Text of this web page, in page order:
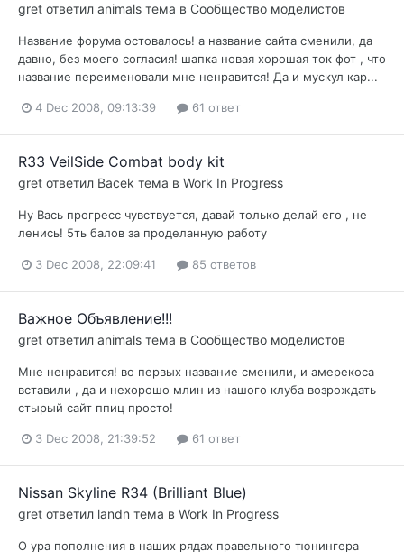
gret ответил animals тема в Сообщество моделистов
Название форума остовалось! а название сайта сменили, да
давно, без моего согласия! шапка новая хорошая ток фот , что
название переименовали мне ненравится! Да и мускул кар...
4 Dec 2008, 09:13:39 61 ответ
R33 VeilSide Combat body kit
gret ответил Bacek тема в Work In Progress
Ну Вась прогресс чувствуется, давай только делай его , не
ленись! 5ть балов за проделанную работу
3 Dec 2008, 22:09:41 85 ответов
Важное Объявление!!!
gret ответил animals тема в Сообщество моделистов
Мне ненравится! во первых название сменили, и амерекоса
вставили , да и нехорошо млин из нашого клуба возрождать
стырый сайт ппиц просто!
3 Dec 2008, 21:39:52 61 ответ
Nissan Skyline R34 (Brilliant Blue)
gret ответил landn тема в Work In Progress
О ура пополнения в наших рядах правельного тюнингера